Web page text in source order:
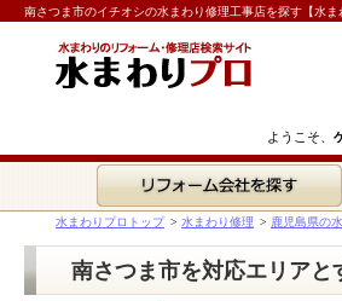
南さつま市のイチオシの水まわり修理工事店を探す【水ま
ようこそ、
リフォーム会社を探す
水まわりプロトップ > 水まわり修理 > 鹿児島県の
南さつま市を対応エリア